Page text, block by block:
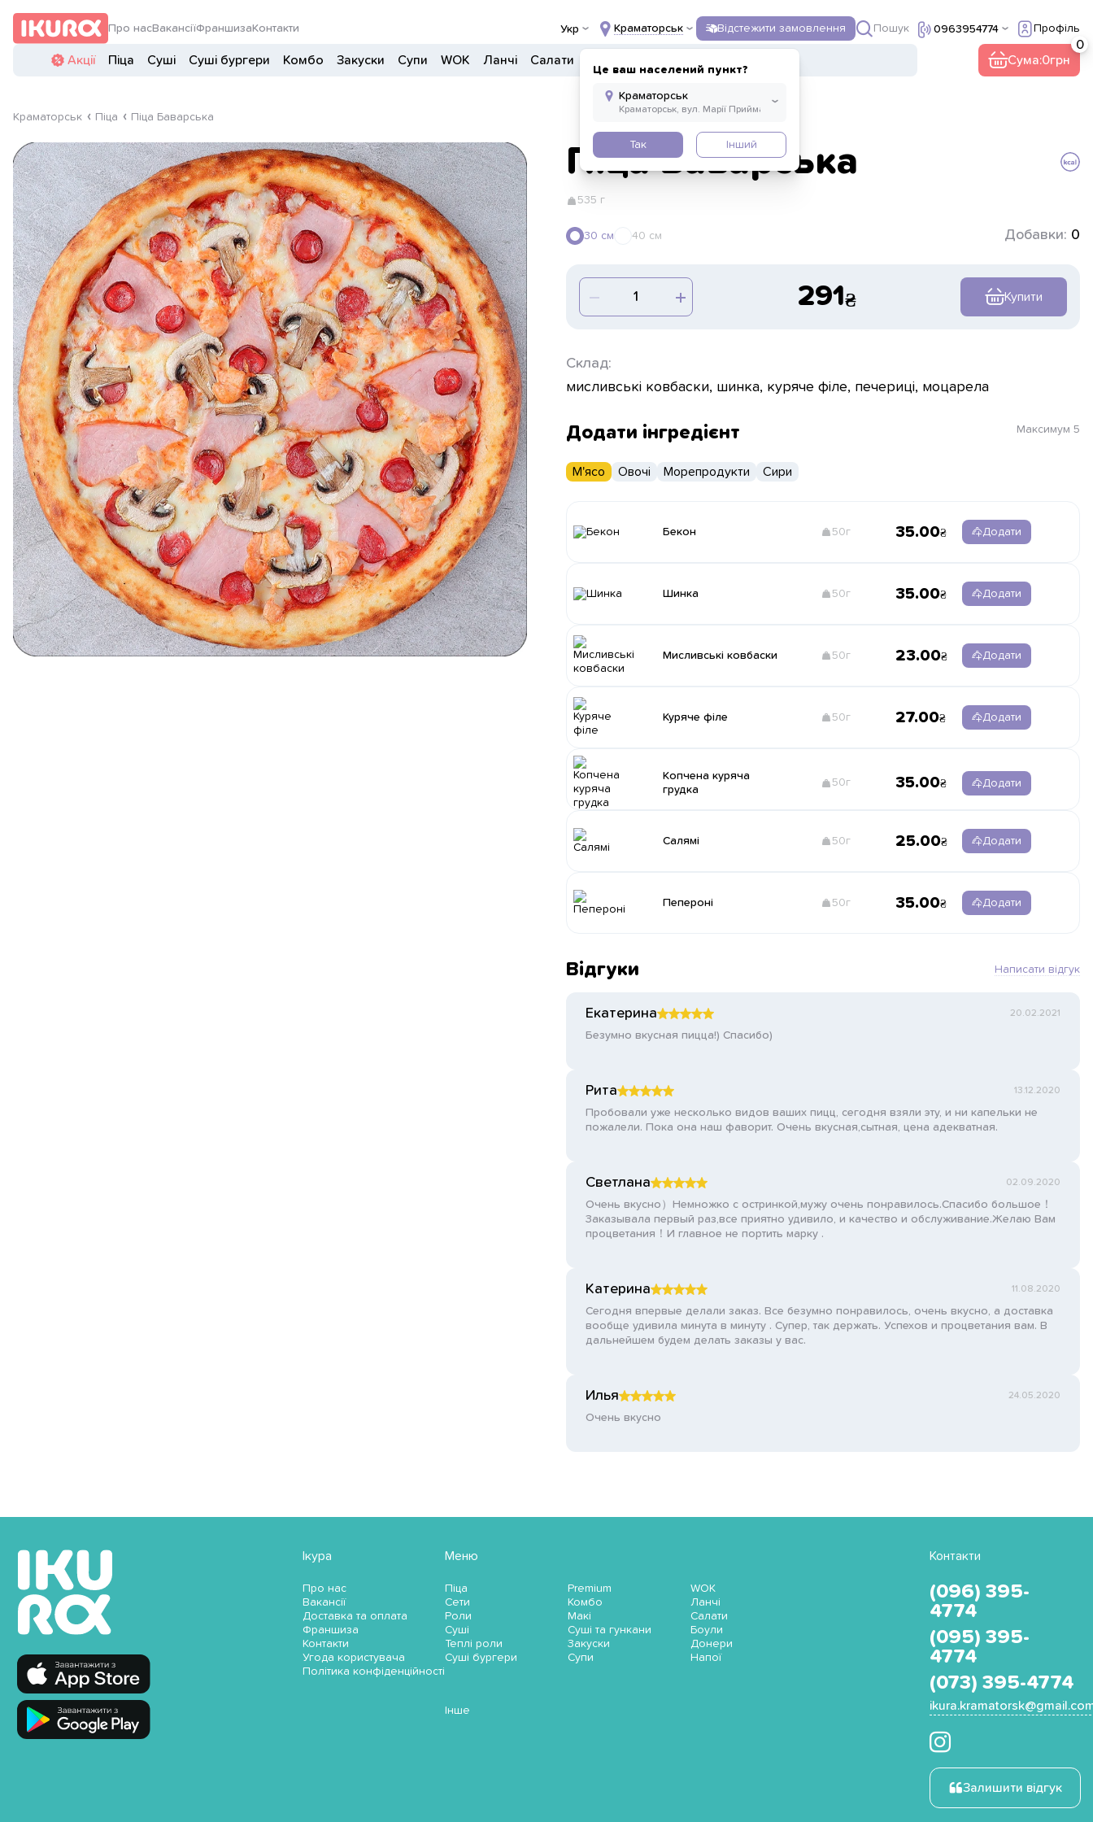
Про насВакансіїФраншиза Контакти Укр Краматорськ
Це ваш населений пункт?
Так Інший
Відстежити замовлення Пошук 0963954774 Профіль
Акції Піца Суші Суші бургери Комбо Закуски Супи WOK Ланчі Салати Сума:0
Краматорськ Піца Піца Баварська
Піца Баварська
535 г
30 см 40 см Добавки: 0
291 Купити
Склад:
мисливські ковбаски, шинка, куряче філе, печериці, моцарела
Додати інгредієнт Максимум 5
М'ясо Овочі Морепродукти Сири
Бекон 50г 35.00 Додати
Шинка 50г 35.00 Додати
Мисливські ковбаски 50г 23.00 Додати
Куряче філе 50г 27.00 Додати
Копчена куряча
грудка
50г 35.00 Додати
Салямі 50г 25.00 Додати
Пепероні 50г 35.00 Додати
Відгуки Написати відгук
Екатерина 20.02.2021
Безумно вкусная пицца!) Спасибо)
Рита 13.12.2020
Пробовали уже несколько видов ваших пицц, сегодня взяли эту, и ни капельки не
пожалели. Пока она наш фаворит. Очень вкусная,сытная, цена адекватная.
Светлана 02.09.2020
Очень вкусно）Немножко с остринкой,мужу очень понравилось.Спасибо большое！
Заказывала первый раз,все приятно удивило, и качество и обслуживание.Желаю Вам
процветания！И главное не портить марку .
Катерина 11.08.2020
Сегодня впервые делали заказ. Все безумно понравилось, очень вкусно, а доставка
вообще удивила минута в минуту . Супер, так держать. Успехов и процветания вам. В
дальнейшем будем делать заказы у вас.
Илья 24.05.2020
Очень вкусно
Ікура
Про нас
Вакансії
Доставка та оплата
Франшиза
Контакти
Угода користувача
Політика конфіденційності
Меню
Піца
Сети
Роли
Суші
Теплі роли
Суші бургери
Premium
Комбо
Макі
Суші та гункани
Закуски
Супи
WOK
Ланчі
Салати
Боули
Донери
Напої
Інше
Контакти
(096) 395-
4774
(095) 395-
4774
(073) 395-4774
Залишити відгук